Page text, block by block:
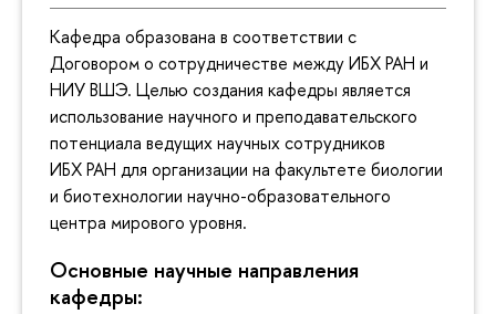
Кафедра образована в соответствии с
Договором о сотрудничестве между ИБХ РАН и
НИУ ВШЭ. Целью создания кафедры является
использование научного и преподавательского
потенциала ведущих научных сотрудников
ИБХ РАН для организации на факультете биологии
и биотехнологии научно-образовательного
центра мирового уровня.
Основные научные направления
кафедры: